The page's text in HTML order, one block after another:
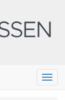
Menu